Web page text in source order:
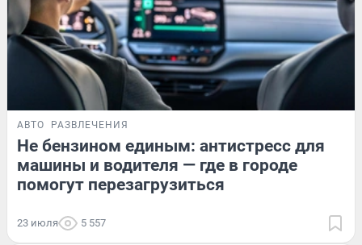
АВТО РАЗВЛЕЧЕНИЯ
Не бензином единым: антистресс для
машины и водителя — где в городе
помогут перезагрузиться
23 июля 5 557